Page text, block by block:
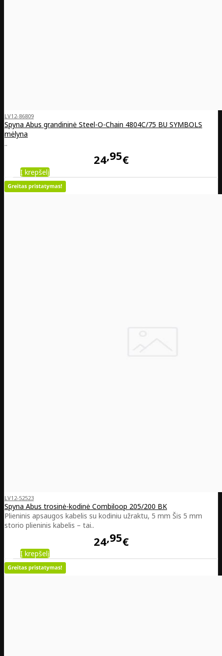
LV12-86809
Spyna Abus grandininė Steel-O-Chain 4804C/75 BU SYMBOLS
mėlyna
..
24 95€
Į krepšelį
LV12-52523
Spyna Abus trosinė-kodinė Combiloop 205/200 BK
Plieninis apsaugos kabelis su kodiniu užraktu, 5 mm Šis 5 mm
storio plieninis kabelis – tai..
24 95€
Į krepšelį